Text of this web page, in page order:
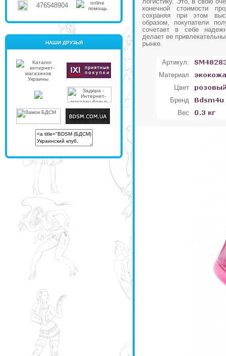
476548904
НАШИ ДРУЗЬЯ
конечной стоимости
сохраняя при этом
образом, покупатели
сочетает в себе
делает ее
рынке.
Артикул:
Материал
Цвет
Бренд
Вес